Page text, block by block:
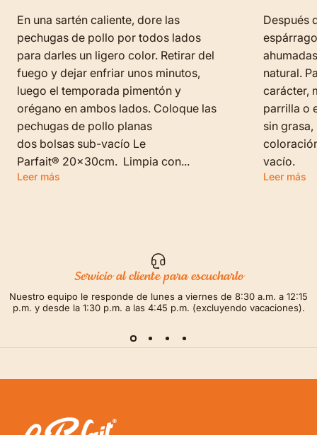
En una sartén caliente, dore las
pechugas de pollo por todos lados
para darles un ligero color. Retirar del
fuego y dejar enfriar unos minutos,
luego el temporada pimentón y
orégano en ambos lados. Coloque las
pechugas de pollo planas
dos bolsas sub-vacío Le
Parfait® 20x30cm. Limpia con...
Leer más
Después
natural.
carácter,
parrilla o
sin
vacío.
Leer más
Servicio al cliente para escucharlo
Nuestro equipo le responde de lunes a viernes de 8:30 a.m. a 12:15
p.m. y desde la 1:30 p.m. a las 4:45 p.m. (excluyendo vacaciones).
LE PARFAIT® | BOUTIQUE OFFICIELLE